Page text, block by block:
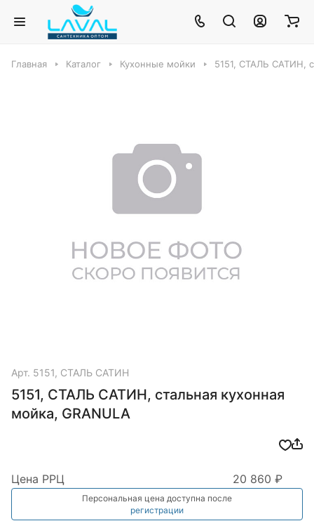
Главная Каталог Кухонные мойки 5151, СТАЛЬ САТИН,
Арт. 5151, СТАЛЬ САТИН
5151, СТАЛЬ САТИН, стальная кухонная
мойка, GRANULA
Цена РРЦ 20 860 ₽
Персональная цена доступна после
регистрации